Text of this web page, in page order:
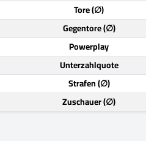
Tore (∅)
Gegentore (∅)
Powerplay
Unterzahlquote
Strafen (∅)
Zuschauer (∅)